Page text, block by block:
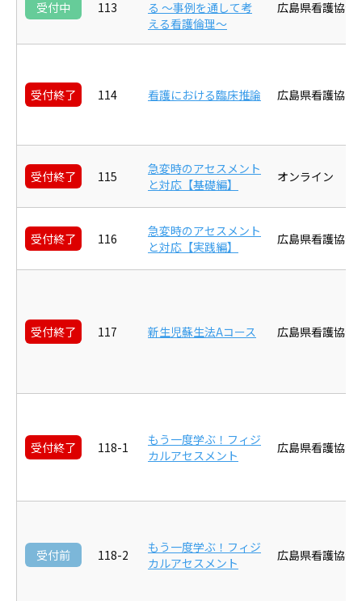
受付中 113
る ～事例を通して考
える看護倫理～
広島県看護協会
受付終了 114 看護における臨床推論 広島県看護協会
受付終了 115
急変時のアセスメント
と対応【基礎編】
オンライン
受付終了 116
急変時のアセスメント
と対応【実践編】
広島県看護協会
受付終了 117 新生児蘇生法Aコース 広島県看護協会
受付終了 118-1
もう一度学ぶ！フィジ
カルアセスメント
広島県看護協会
受付前 118-2
もう一度学ぶ！フィジ
カルアセスメント
広島県看護協会